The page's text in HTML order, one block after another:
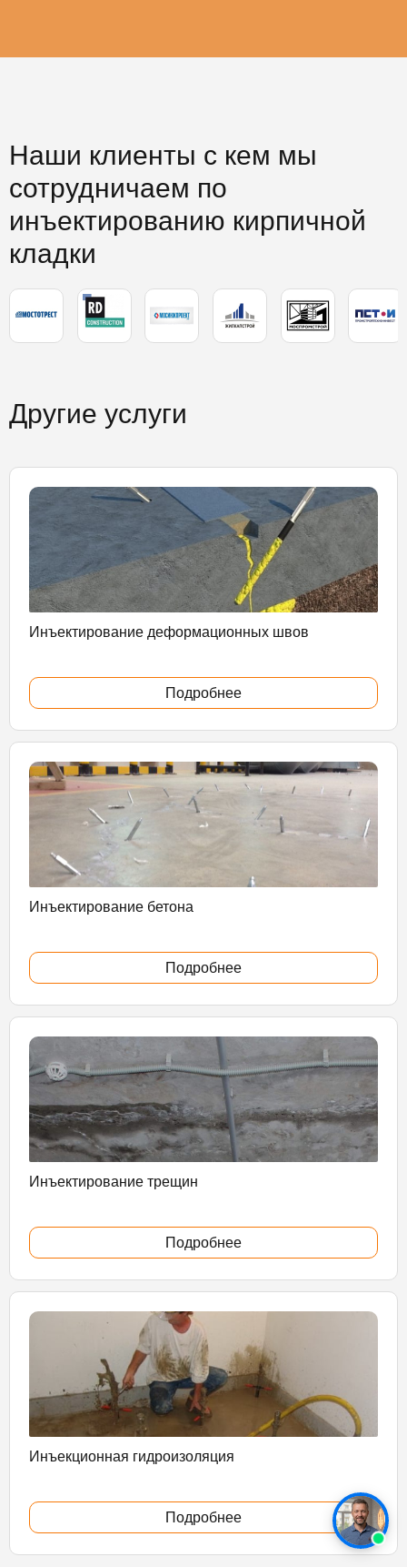
Наши клиенты с кем мы
сотрудничаем по
инъектированию кирпичной
кладки
Другие услуги
Инъектирование деформационных швов
Подробнее
Инъектирование бетона
Подробнее
Инъектирование трещин
Подробнее
Инъекционная гидроизоляция
Подробнее